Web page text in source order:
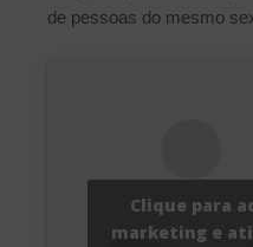
de pessoas do mesmo
Clique para
marketing e